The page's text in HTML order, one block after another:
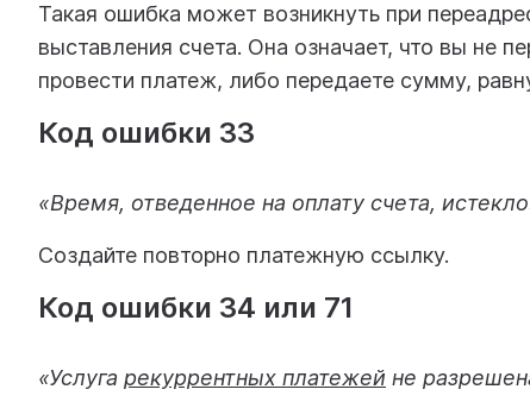
Такая ошибка может возникнуть при
выставления счета. Она означает, что вы не
провести платеж, либо передаете сумму,
Код ошибки 33
«Время, отведенное на оплату счета,
Создайте повторно платежную ссылку.
Код ошибки 34 или 71
«Услуга рекуррентных платежей не